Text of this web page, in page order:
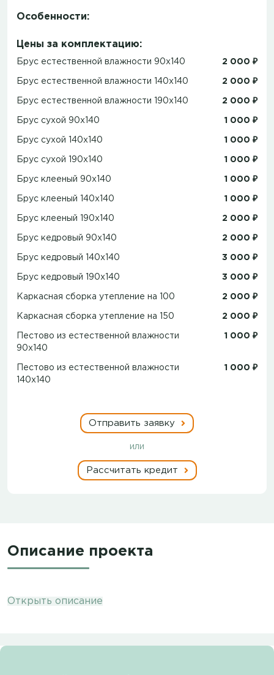
Особенности:
Цены за комплектацию:
Брус естественной влажности 90x140 2 000 ₽
Брус естественной влажности 140x140 2 000 ₽
Брус естественной влажности 190x140 2 000 ₽
Брус сухой 90x140 1 000 ₽
Брус сухой 140x140 1 000 ₽
Брус сухой 190x140 1 000 ₽
Брус клееный 90x140 1 000 ₽
Брус клееный 140x140 1 000 ₽
Брус клееный 190x140 2 000 ₽
Брус кедровый 90x140 2 000 ₽
Брус кедровый 140x140 3 000 ₽
Брус кедровый 190x140 3 000 ₽
Каркасная сборка утепление на 100 2 000 ₽
Каркасная сборка утепление на 150 2 000 ₽
Пестово из естественной влажности
90х140
1 000 ₽
Пестово из естественной влажности
140х140
1 000 ₽
Отправить заявку
или
Рассчитать кредит
Описание проекта
Открыть описание